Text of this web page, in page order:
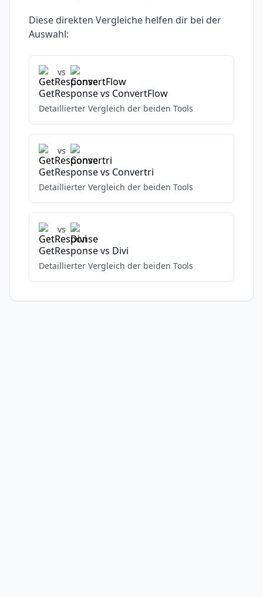
Diese direkten Vergleiche helfen dir bei der
Auswahl:
vs
GetResponsevs ConvertFlow
Detaillierter Vergleich der beiden Tools
vs
GetResponsevs Convertri
Detaillierter Vergleich der beiden Tools
vs
GetResponsevs Divi
Detaillierter Vergleich der beiden Tools